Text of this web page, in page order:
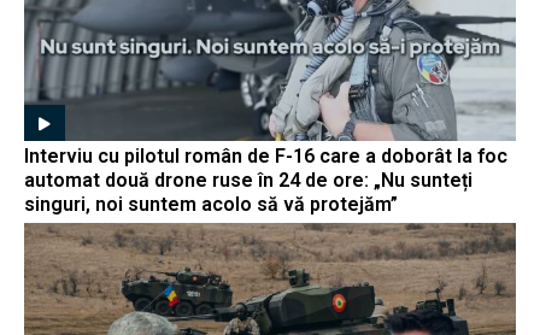
Interviu cu pilotul român de F-16 care a doborât la foc
automat două drone ruse în 24 de ore: „Nu sunteți
singuri, noi suntem acolo să vă protejăm”